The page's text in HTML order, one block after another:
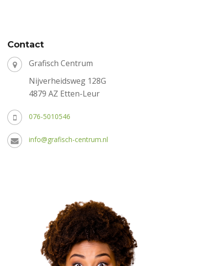
Contact
Grafisch Centrum
Nijverheidsweg 128G
4879 AZ Etten-Leur
076-5010546
info@grafisch-centrum.nl